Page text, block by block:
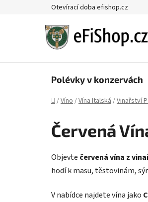
Otevírací doba efishop.cz
Polévky v konzervách
Domů
/Víno/Vína Italská/Vinařství
Červená
Objevte červená vína z
hodí k masu, těstovinám,
V nabídce najdete vína jako